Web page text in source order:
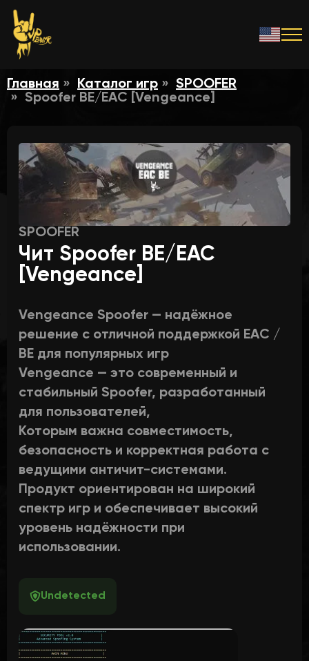
Главная Каталог игр
SPOOFER
Spoofer BE/EAC [Vengeance]
SPOOFER
Чит Spoofer BE/EAC
[Vengeance]
Vengeance Spoofer — надёжное
решение с отличной поддержкой EAC /
BE для популярных игр
Vengeance — это современный и
стабильный Spoofer, разработанный
для пользователей,
Которым важна совместимость,
безопасность и корректная работа с
ведущими античит-системами.
Продукт ориентирован на широкий
спектр игр и обеспечивает высокий
уровень надёжности при
использовании.
Undetected